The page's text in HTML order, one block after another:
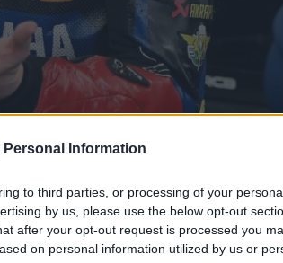
Personal Information
to third parties, or processing of your
by us, please use the below opt-out
after your opt-out request is processed you
on personal information utilized by us or